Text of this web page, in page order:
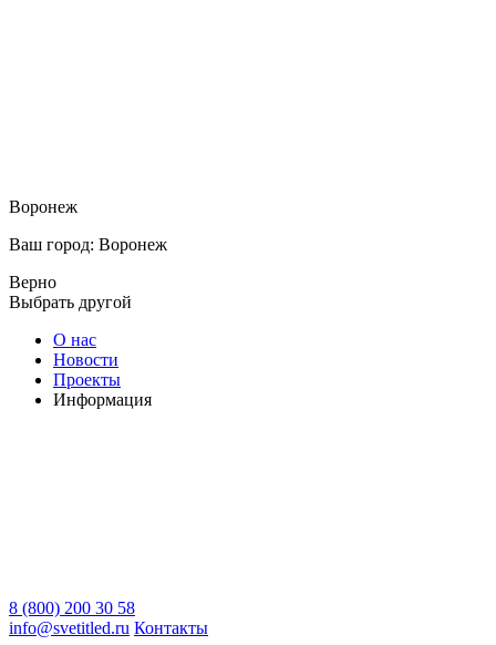
Воронеж
Ваш город: Воронеж
Верно
Выбрать другой
О нас
Новости
Проекты
Информация
8 (800) 200 30 58
info@svetitled.ru Контакты